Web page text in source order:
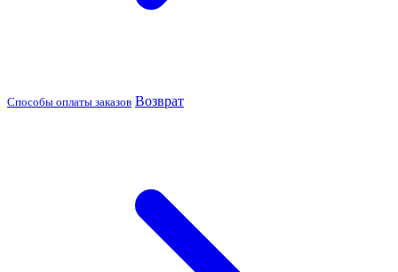
Способы оплаты заказов Возврат